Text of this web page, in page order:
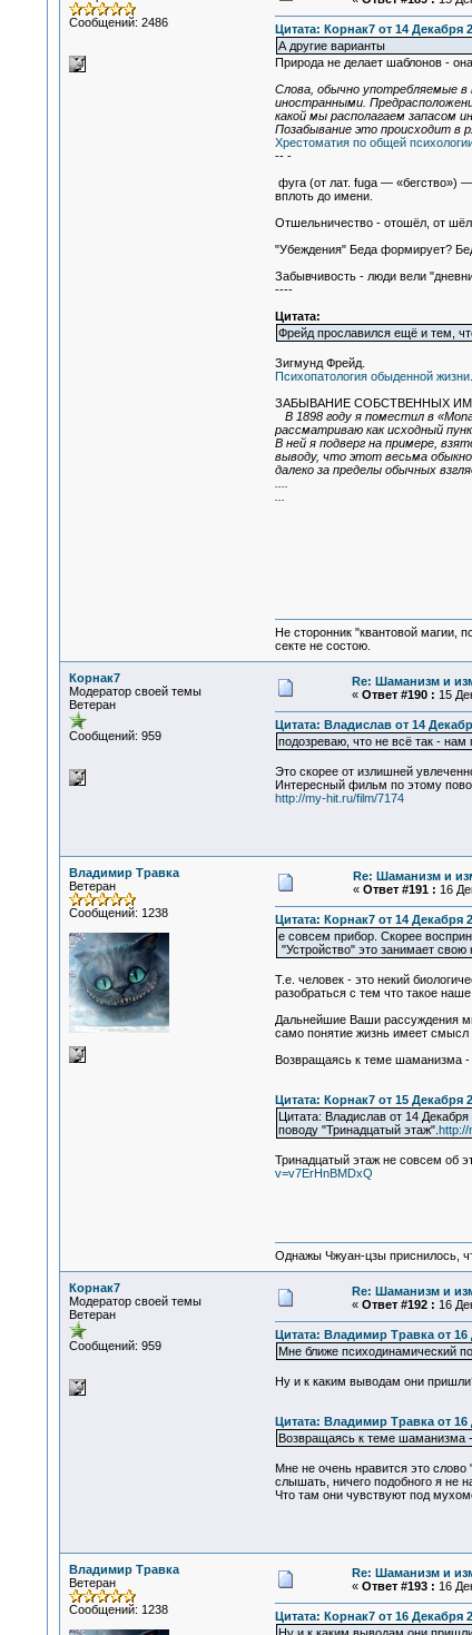
Сообщений: 2486
Цитата: Корнак7 от 14 Декабря
А другие варианты
Природа не делает шаблонов -
Слова, обычно употребляемые в
иностранными.
какой мы располагаем запасом
Позабывание это происходит в
Хрестоматия по общей
-- -
фуга (от лат. fuga — «бегство»)
вплоть до имени.
Отшельничество - отошёл, от
"Убеждения" Беда формирует?
Забывчивость - люди вели
----
Цитата:
Фрейд прославился ещё и тем,
Зигмунд Фрейд.
Психопатология обыденной жизни.
ЗАБЫВАНИЕ СОБСТВЕННЫХ
В 1898 году я поместил в
рассматриваю как исходный
В ней я подверг на примере,
выводу, что этот весьма
далеко за пределы обычных
Не сторонник "квантовой магии,
секте не состою.
Корнак7
Модератор своей темы
Ветеран
Сообщений: 959
Re: Шаманизм и
« Ответ #190 : 15
Цитата: Владислав от 14
подозреваю, что не всё так - нам
Это скорее от излишней
Интересный фильм по этому
http://my-hit.ru/film/7174
Владимир Травка
Ветеран
Сообщений: 1238
Re: Шаманизм и
« Ответ #191 : 16
Цитата: Корнак7 от 14 Декабря
е совсем прибор. Скорее
"Устройство" это занимает свою
Т.е. человек - это некий
разобраться с тем что такое
Дальнейшие Ваши рассуждения
само понятие жизнь имеет смысл
Возвращаясь к теме шаманизма -
Цитата: Корнак7 от 15 Декабря
Цитата: Владислав от 14
поводу "Тринадцатый этаж". http://
Тринадцатый этаж не совсем об
v=v7ErHnBMDxQ
Однажы Чжуан-цзы приснилось,
Корнак7
Модератор своей темы
Ветеран
Сообщений: 959
Re: Шаманизм и
« Ответ #192 : 16
Цитата: Владимир Травка от 16
Мне ближе психодинамический
Ну и к каким выводам они
Цитата: Владимир Травка от 16
Возвращаясь к теме шаманизма
Мне не очень нравится это
слышать, ничего подобного я не
Что там они чувствуют под
Владимир Травка
Ветеран
Сообщений: 1238
Re: Шаманизм и
« Ответ #193 : 16
Цитата: Корнак7 от 16 Декабря